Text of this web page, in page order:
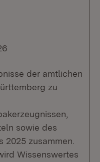
der amtlichen
zu
sowie des
2025 zusammen.
Wissenswertes